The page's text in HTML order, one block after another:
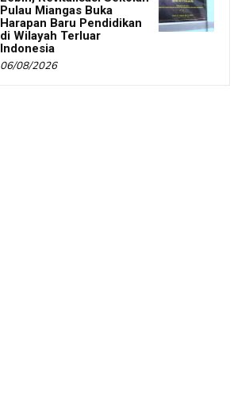
Pulau Miangas Buka
Harapan Baru Pendidikan
di Wilayah Terluar
Indonesia
06/08/2026